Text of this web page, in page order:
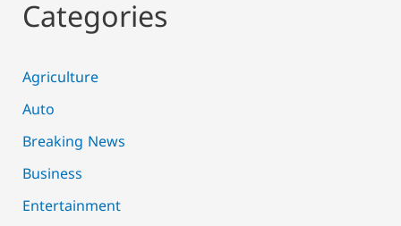
Categories
Agriculture
Auto
Breaking News
Business
Entertainment